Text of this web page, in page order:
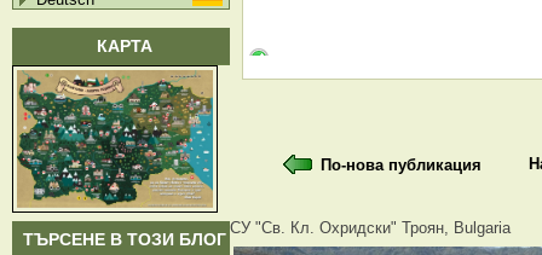
КАРТА
ТЪРСЕНЕ В ТОЗИ БЛОГ
По-нова публикация
СУ "Св. Кл. Охридски" Троян, Bulgaria